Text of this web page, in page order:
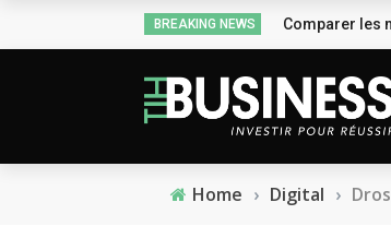
BREAKING NEWS Comparer les
Home › Digital ›